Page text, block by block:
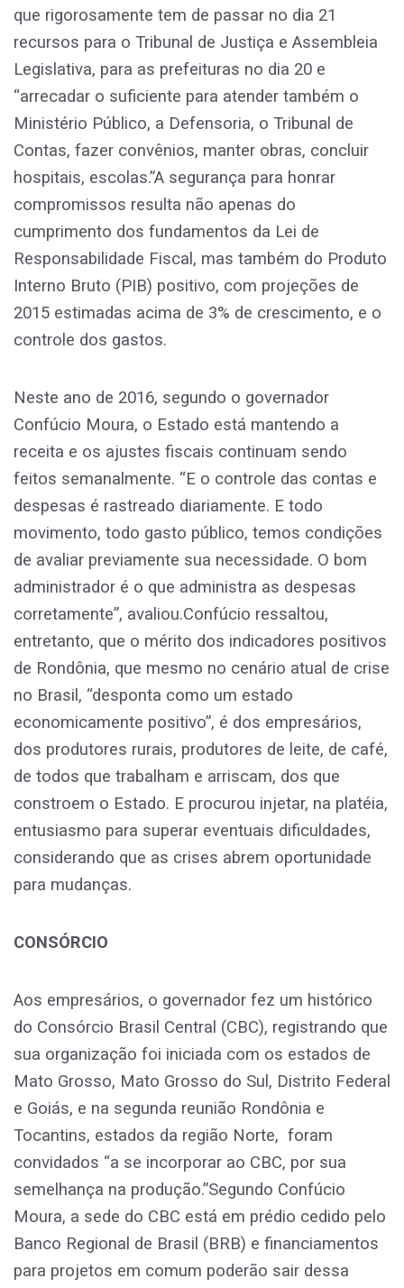
que rigorosamente tem de passar no dia 21
recursos para o Tribunal de Justiça e Assembleia
Legislativa, para as prefeituras no dia 20 e
“arrecadar o suficiente para atender também o
Ministério Público, a Defensoria, o Tribunal de
Contas, fazer convênios, manter obras, concluir
hospitais, escolas.”A segurança para honrar
compromissos resulta não apenas do
cumprimento dos fundamentos da Lei de
Responsabilidade Fiscal, mas também do Produto
Interno Bruto (PIB) positivo, com projeções de
2015 estimadas acima de 3% de crescimento, e o
controle dos gastos.
Neste ano de 2016, segundo o governador
Confúcio Moura, o Estado está mantendo a
receita e os ajustes fiscais continuam sendo
feitos semanalmente. “E o controle das contas e
despesas é rastreado diariamente. E todo
movimento, todo gasto público, temos condições
de avaliar previamente sua necessidade. O bom
administrador é o que administra as despesas
corretamente”, avaliou.Confúcio ressaltou,
entretanto, que o mérito dos indicadores positivos
de Rondônia, que mesmo no cenário atual de crise
no Brasil, “desponta como um estado
economicamente positivo”, é dos empresários,
dos produtores rurais, produtores de leite, de café,
de todos que trabalham e arriscam, dos que
constroem o Estado. E procurou injetar, na platéia,
entusiasmo para superar eventuais dificuldades,
considerando que as crises abrem oportunidade
para mudanças.
CONSÓRCIO
Aos empresários, o governador fez um histórico
do Consórcio Brasil Central (CBC), registrando que
sua organização foi iniciada com os estados de
Mato Grosso, Mato Grosso do Sul, Distrito Federal
e Goiás, e na segunda reunião Rondônia e
Tocantins, estados da região Norte, foram
convidados “a se incorporar ao CBC, por sua
semelhança na produção.”Segundo Confúcio
Moura, a sede do CBC está em prédio cedido pelo
Banco Regional de Brasil (BRB) e financiamentos
para projetos em comum poderão sair dessa